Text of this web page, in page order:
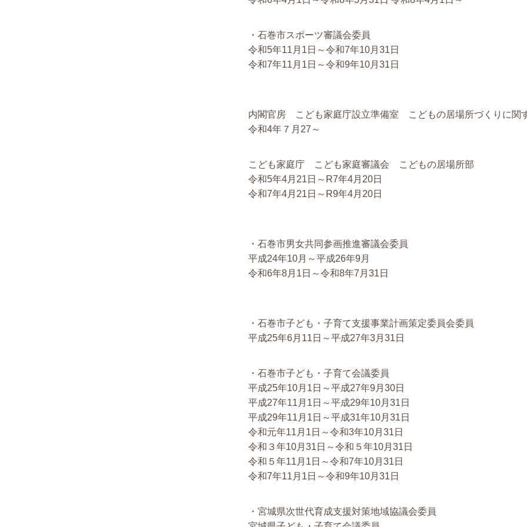
・石巻市スポーツ審議会委員
令和5年11月1日～令和7年10月31日
令和7年11月1日～令和9年10月31日
内閣官房 こども家庭庁設立準備室 こどもの居場所づくりに関
令和4年７月27～
こども家庭庁 こども家庭審議会 こどもの居場所部
令和5年4月21日～R7年4月20日
令和7年4月21日～R9年4月20日
・石巻市男女共同参画推進審議会委員
平成24年10月～平成26年9月
令和6年8月1日～令和8年7月31日
・石巻市子ども・子育て支援事業計画策定委員会委員
平成25年6月11日～平成27年3月31日
・石巻市子ども・子育て会議委員
平成25年10月1日～平成27年9月30日
平成27年11月1日～平成29年10月31日
平成29年11月1日～平成31年10月31日
令和元年11月1日～令和3年10月31日
令和３年10月31日～令和５年10月31日
令和５年11月1日～令和7年10月31日
令和7年11月1日～令和9年10月31日
・宮城県次世代育成支援対策地域協議会委員